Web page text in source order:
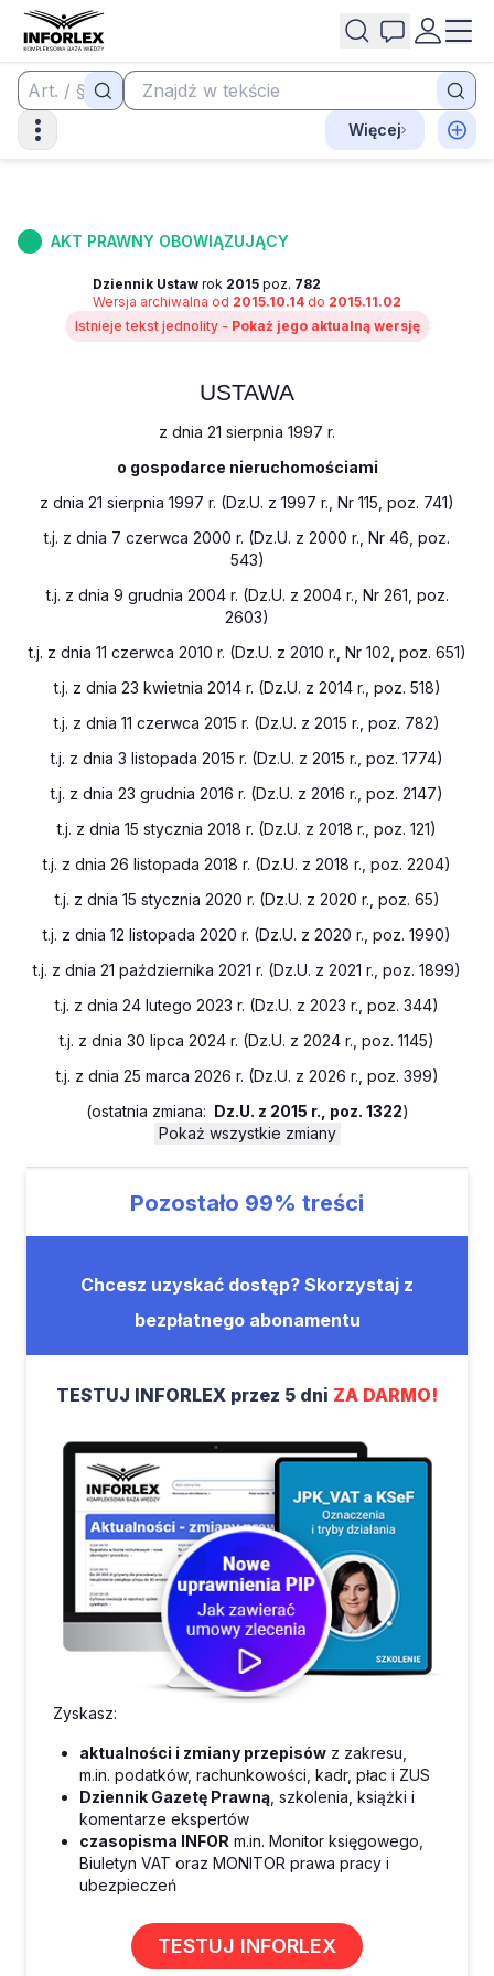
Więcej
AKT PRAWNY OBOWIĄZUJĄCY
Dziennik Ustaw rok 2015 poz. 782
Wersja archiwalna od 2015.10.14 do 2015.11.02
Istnieje tekst jednolity - Pokaż jego aktualną wersję
USTAWA
z dnia 21 sierpnia 1997 r.
o gospodarce nieruchomościami
z dnia 21 sierpnia 1997 r. (Dz.U. z 1997 r., Nr 115, poz. 741)
t.j. z dnia 7 czerwca 2000 r. (Dz.U. z 2000 r., Nr 46, poz.
543)
t.j. z dnia 9 grudnia 2004 r. (Dz.U. z 2004 r., Nr 261, poz.
2603)
t.j. z dnia 11 czerwca 2010 r. (Dz.U. z 2010 r., Nr 102, poz. 651)
t.j. z dnia 23 kwietnia 2014 r. (Dz.U. z 2014 r., poz. 518)
t.j. z dnia 11 czerwca 2015 r. (Dz.U. z 2015 r., poz. 782)
t.j. z dnia 3 listopada 2015 r. (Dz.U. z 2015 r., poz. 1774)
t.j. z dnia 23 grudnia 2016 r. (Dz.U. z 2016 r., poz. 2147)
t.j. z dnia 15 stycznia 2018 r. (Dz.U. z 2018 r., poz. 121)
t.j. z dnia 26 listopada 2018 r. (Dz.U. z 2018 r., poz. 2204)
t.j. z dnia 15 stycznia 2020 r. (Dz.U. z 2020 r., poz. 65)
t.j. z dnia 12 listopada 2020 r. (Dz.U. z 2020 r., poz. 1990)
t.j. z dnia 21 października 2021 r. (Dz.U. z 2021 r., poz. 1899)
t.j. z dnia 24 lutego 2023 r. (Dz.U. z 2023 r., poz. 344)
t.j. z dnia 30 lipca 2024 r. (Dz.U. z 2024 r., poz. 1145)
t.j. z dnia 25 marca 2026 r. (Dz.U. z 2026 r., poz. 399)
(ostatnia zmiana: Dz.U. z 2015 r., poz. 1322)
Pokaż wszystkie zmiany
Pozostało 99% treści
Chcesz uzyskać dostęp? Skorzystaj z
bezpłatnego abonamentu
TESTUJ INFORLEX przez 5 dni ZA DARMO!
Zyskasz:
aktualności i zmiany przepisów z zakresu,
m.in. podatków, rachunkowości, kadr, płac i ZUS
Dziennik Gazetę Prawną , szkolenia, książki i
komentarze ekspertów
czasopisma INFOR m.in. Monitor księgowego,
Biuletyn VAT oraz MONITOR prawa pracy i
ubezpieczeń
TESTUJ INFORLEX